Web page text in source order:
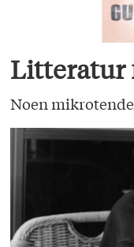
Litteratur
Noen